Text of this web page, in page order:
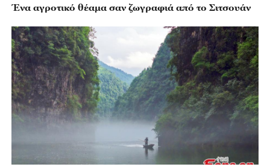
Ένα αγροτικό θέαμα σαν ζωγραφιά από το Σιτσουάν